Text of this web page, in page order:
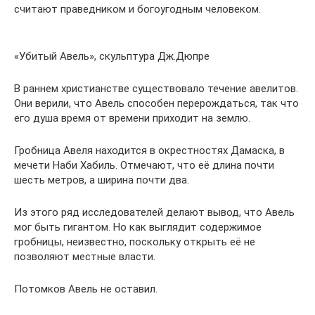
считают праведником и богоугодным человеком.
«Убитый Авель», скульптура Дж.Дюпре
В раннем христианстве существовало течение авелитов.
Они верили, что Авель способен перерождаться, так что
его душа время от времени приходит на землю.
Гробница Авеля находится в окрестностях Дамаска, в
мечети Наби Хабиль. Отмечают, что её длина почти
шесть метров, а ширина почти два.
Из этого ряд исследователей делают вывод, что Авель
мог быть гигантом. Но как выглядит содержимое
гробницы, неизвестно, поскольку открыть её не
позволяют местные власти.
Потомков Авель не оставил.